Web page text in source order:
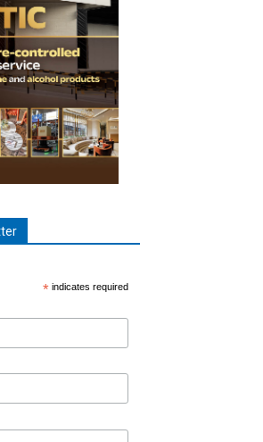
* indicates required